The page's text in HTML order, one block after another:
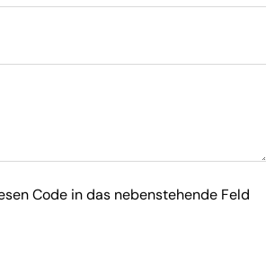
Code in das nebenstehende Feld